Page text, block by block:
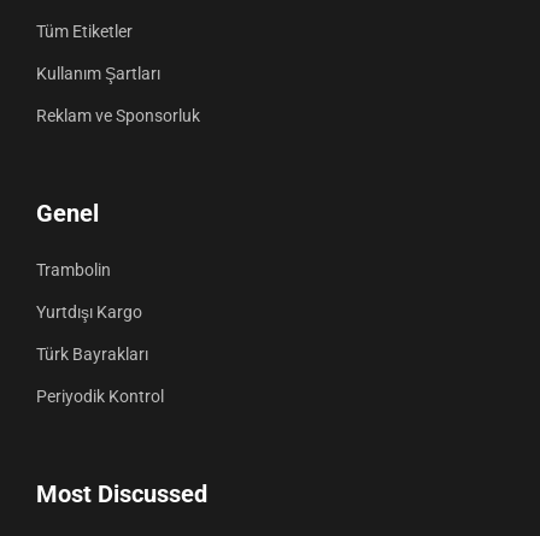
Tüm Etiketler
Kullanım Şartları
Reklam ve Sponsorluk
Genel
Trambolin
Yurtdışı Kargo
Türk Bayrakları
Periyodik Kontrol
Most Discussed